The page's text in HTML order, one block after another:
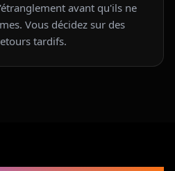
avant qu'ils ne
Vous décidez sur des
tardifs.